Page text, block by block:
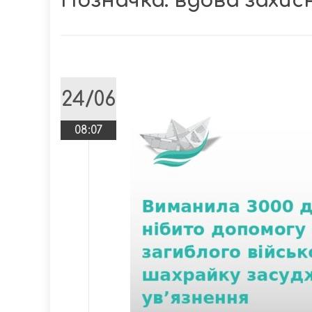
24/06
08:07